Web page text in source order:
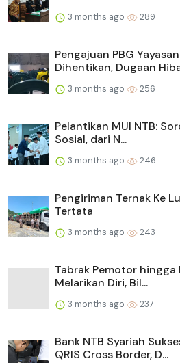
3 months ago 289
Pengajuan PBG
Dihentikan, Dugaan
3 months ago 256
Pelantikan MUI NTB:
Sosial, dari N...
3 months ago 246
Pengiriman Ternak Ke
Tertata
3 months ago 243
Tabrak Pemotor
Melarikan Diri, Bil...
3 months ago 237
Bank NTB Syariah
QRIS Cross Border, D...